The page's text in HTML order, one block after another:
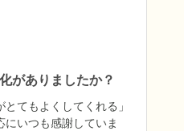
がありましたか？
てもよくしてくれる」
にいつも感謝していま